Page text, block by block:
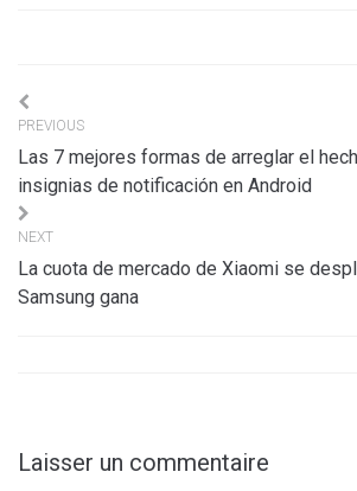
Navigation
de
l’article
PREVIOUS
Las 7 mejores formas de arreglar el
insignias de notificación en Android
NEXT
La cuota de mercado de Xiaomi se
Samsung gana
Laisser un commentaire